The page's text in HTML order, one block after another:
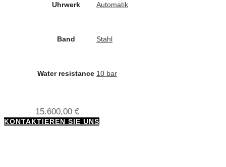
Uhrwerk Automatik
Band Stahl
Water resistance 10 bar
15.600,00 €
KONTAKTIEREN SIE UNS